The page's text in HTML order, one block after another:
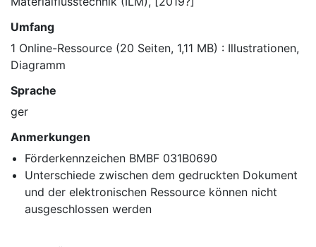
Umfang
1 Online-Ressource (20 Seiten, 1,11 MB) : Illustrationen,
Diagramm
Sprache
ger
Anmerkungen
Förderkennzeichen BMBF 031B0690
Unterschiede zwischen dem gedruckten Dokument
und der elektronischen Ressource können nicht
ausgeschlossen werden